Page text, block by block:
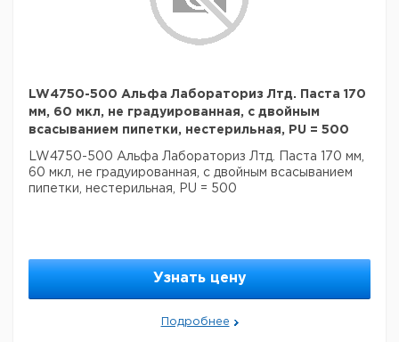
LW4750-500 Альфа Лабораториз Лтд. Паста 170
мм, 60 мкл, не градуированная, с двойным
всасыванием пипетки, нестерильная, PU = 500
LW4750-500 Альфа Лабораториз Лтд. Паста 170 мм,
60 мкл, не градуированная, с двойным всасыванием
пипетки, нестерильная, PU = 500
Узнать цену
Подробнее